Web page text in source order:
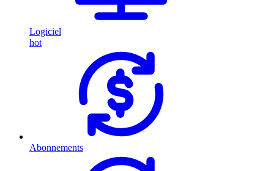
Logiciel
hot
Abonnements